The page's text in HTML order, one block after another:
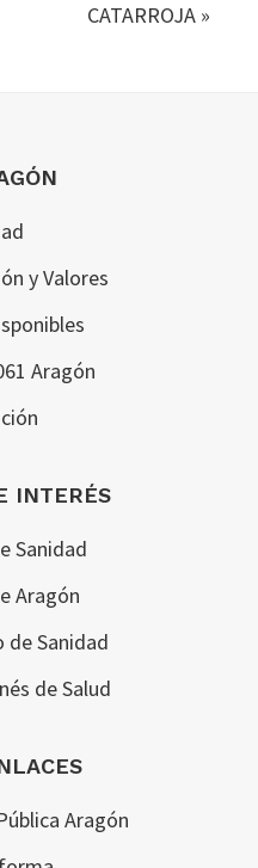
CATARROJA »
y Valores
Aragón
INTERÉS
Sanidad
Aragón
de Sanidad
de Salud
Aragón